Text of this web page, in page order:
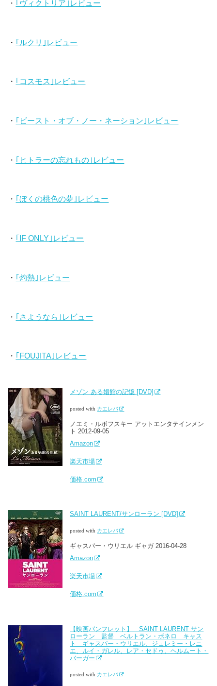
・ ｢ヴィクトリア｣レビュー
・ ｢ルクリ｣レビュー
・ ｢コスモス｣レビュー
・ ｢ビースト・オブ・ノー・ネーション｣レビュー
・ ｢ヒトラーの忘れもの｣レビュー
・ ｢ぼくの桃色の夢｣レビュー
・ ｢IF ONLY｣レビュー
・ ｢灼熱｣レビュー
・ ｢さようなら｣レビュー
・ ｢FOUJITA｣レビュー
メゾン ある娼館の記憶 [DVD]
posted with カエレバ
ノエミ・ルボフスキー アットエンタテインメン
ト 2012-09-05
Amazon
楽天市場
価格.com
SAINT LAURENT/サンローラン [DVD]
posted with カエレバ
ギャスパー・ウリエル ギャガ 2016-04-28
Amazon
楽天市場
価格.com
【映画パンフレット】 SAINT LAURENT サン
ローラン 監督 ベルトラン・ボネロ キャス
ト ギャスパー・ウリエル、ジェレミー・レニ
エ、ルイ・ガレル、レア・セドゥ、ヘルムート・
バーガー
posted with カエレバ